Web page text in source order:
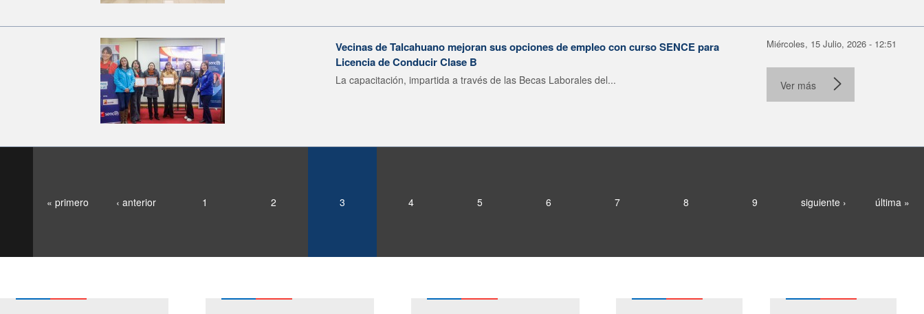
Vecinas de Talcahuano mejoran sus opciones de empleo con curso SENCE para
Licencia de Conducir Clase B
La capacitación, impartida a través de las Becas Laborales del...
Miércoles, 15 Julio, 2026 - 12:51
Ver más
« primero ‹ anterior 1 2 3 4 5 6 7 8 9 siguiente › última »